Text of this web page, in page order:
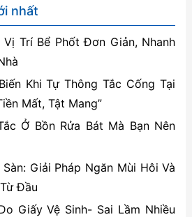
nhất
Trí Bể Phốt Đơn Giản, Nhanh
Khi Tự Thông Tắc Cống Tại
Mất, Tật Mang”
Ở Bồn Rửa Bát Mà Bạn Nên
Giải Pháp Ngăn Mùi Hôi Và
Đầu
Giấy Vệ Sinh- Sai Lầm Nhiều